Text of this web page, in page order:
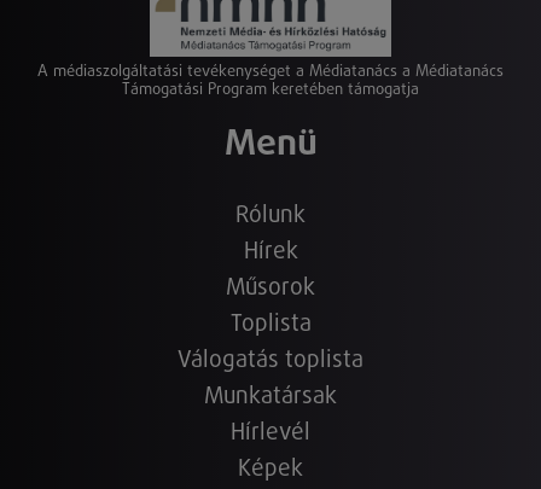
A médiaszolgáltatási tevékenységet a Médiatanács a Médiatanács
Támogatási Program keretében támogatja
Menü
Rólunk
Hírek
Műsorok
Toplista
Válogatás toplista
Munkatársak
Hírlevél
Képek